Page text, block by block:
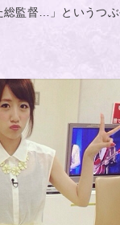
総監督…」というつ